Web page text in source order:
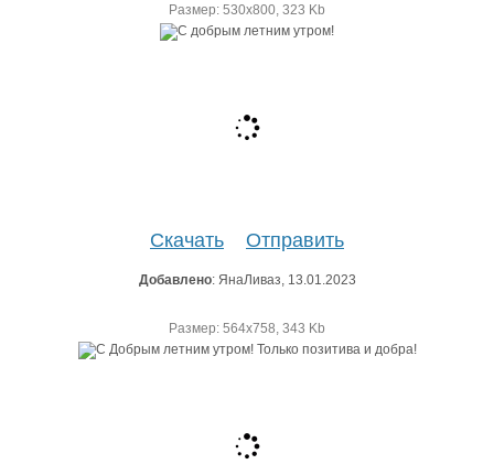
Размер: 530х800, 323 Kb
Скачать Отправить
Добавлено: ЯнаЛиваз, 13.01.2023
Размер: 564х758, 343 Kb